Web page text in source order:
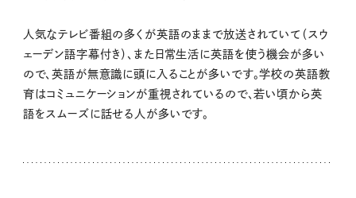
人気なテレビ番組の多くが英語のままで放送されていて（スウ
ェーデン語字幕付き）、また日常生活に英語を使う機会が多い
ので、英語が無意識に頭に入ることが多いです。学校の英語教
育はコミュニケーションが重視されているので、若い頃から英
語をスムーズに話せる人が多いです。